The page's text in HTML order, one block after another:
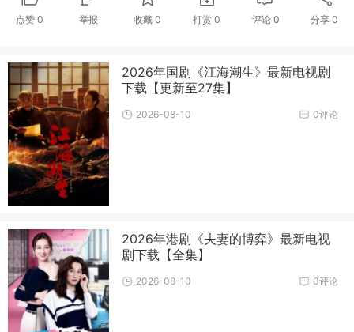
点赞 0 举报 收藏0 打赏 0 评论 0 分享0
2026年国剧《江海潮生》最新电视剧
下载【更新至27集】
0评论
2026-08-10
2026年港剧《夫妻的博弈》最新电视
剧下载【全集】
0评论
2026-08-10